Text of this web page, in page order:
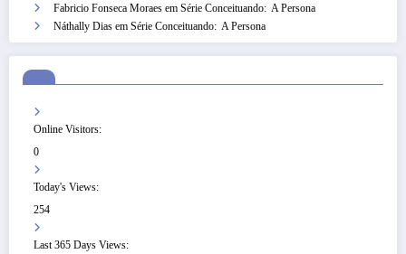
Fabricio Fonseca Moraes em Série Conceituando: A Persona
Náthally Dias em Série Conceituando: A Persona
Online Visitors:
0
Today's Views:
254
Last 365 Days Views: